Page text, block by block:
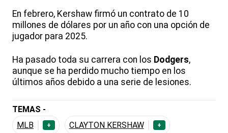
En febrero, Kershaw firmó un contrato de 10
millones de dólares por un año con una opción de
jugador para 2025.
Ha pasado toda su carrera con los Dodgers,
aunque se ha perdido mucho tiempo en los
últimos años debido a una serie de lesiones.
TEMAS -
MLB
+ CLAYTON KERSHAW +